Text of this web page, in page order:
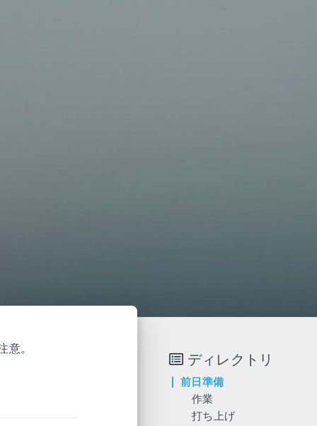
意。
ディレクトリ
前日準備
作業
打ち上げ